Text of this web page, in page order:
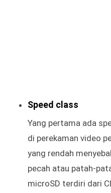
Speed class
Yang pertama ada
di perekaman video
yang rendah
pecah atau patah-
microSD terdiri dari